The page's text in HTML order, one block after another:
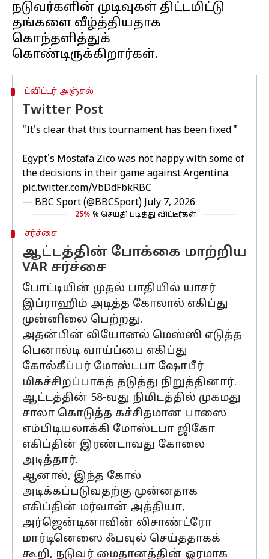
நடுவர்களின் முடிவுகள் திட்டமிட்டு
தங்களை வீழ்த்தியதாக
கொந்தளித்துக்
ட்விட்டர் அஞ்சல்
Twitter Post
"It's clear that this tournament has been fixed."
Egypt's Mostafa Zico was not happy with some of
the decisions in their game against Argentina.
pic.twitter.com/VbDdFbkRBC
— BBC Sport (@BBCSport) July 7, 2026
25% % செய்தி படித்து விட்டீர்கள்
சர்ச்சை
ஆட்டத்தின் போக்கை மாற்றிய
VAR சர்ச்சை
போட்டியின் முதல் பாதியில் யாசர்
இப்ராஹிம் அடித்த கோலால் எகிப்து
முன்னிலை பெற்றது.
அதன்பின் லியோனல் மெஸ்ஸி எடுத்த
பெனால்டி வாய்ப்பை எகிப்து
கோல்கீப்பர் மோஸ்டபா ஷோபீர்
மிகச்சிறப்பாகத் தடுத்து நிறுத்தினார்.
ஆட்டத்தின் 58-வது நிமிடத்தில் முகமது
சாலா கொடுத்த கச்சிதமான பாஸை
எம்பிடியலாக்கி மோஸ்டபா ஜிகோ
எகிப்தின் இரண்டாவது கோலை
அடித்தார்.
ஆனால், இந்த கோல்
அடிக்கப்படுவதற்கு முன்னதாக
எகிப்தின் மர்வான் அத்தியா,
அர்ஜென்டினாவின் லிசாண்ட்ரோ
மார்டினெஸை ஃபவுல் செய்ததாகக்
கூறி, நடுவர் மைதானத்தின் ஓரமாக